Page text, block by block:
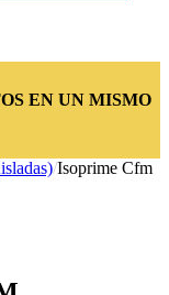
EN UN MISMO
/Isoprime Cfm